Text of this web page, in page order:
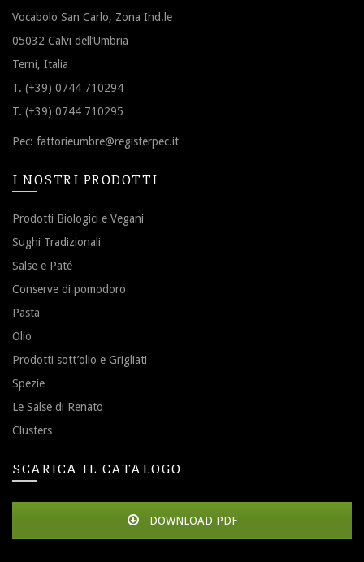
Vocabolo San Carlo, Zona Ind.le
05032 Calvi dell’Umbria
Terni, Italia
T. (+39) 0744 710294
T. (+39) 0744 710295
Pec: fattorieumbre@registerpec.it
I NOSTRI PRODOTTI
Prodotti Biologici e Vegani
Sughi Tradizionali
Salse e Paté
Conserve di pomodoro
Pasta
Olio
Prodotti sott’olio e Grigliati
Spezie
Le Salse di Renato
Clusters
SCARICA IL CATALOGO
DOWNLOAD PDF